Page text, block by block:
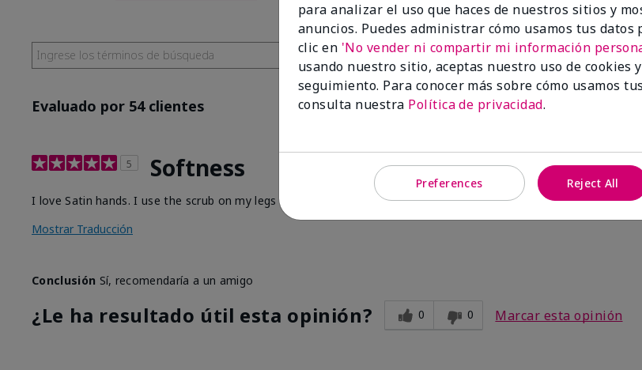
Evaluado por 54 clientes
5 Softness
I love Satin hands. I use the scrub on my legs before I shave. After I use the other two products. Makes my legs
Mostrar Traducción
Conclusión Sí, recomendaría a un amigo
¿Le ha resultado útil esta opinión? 0 0 Marcar esta opinión
para analizar el uso que haces de nuestros sitios y
anuncios. Puedes administrar cómo usamos tus datos
clic en 'No vender ni compartir mi información
usando nuestro sitio, aceptas nuestro uso de cookies
seguimiento. Para conocer más sobre cómo usamos
consulta nuestra Política de privacidad.
Preferences Reject All